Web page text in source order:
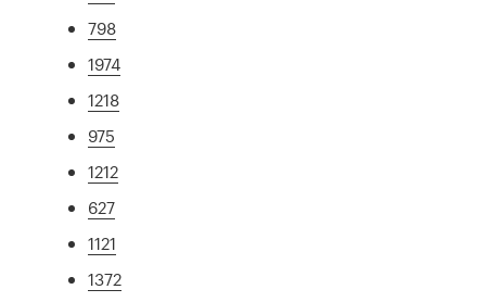
798
1974
1218
975
1212
627
1121
1372